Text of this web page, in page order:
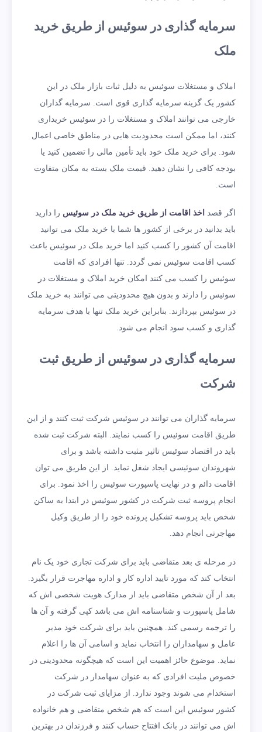
سرمایه گذاری در سوئیس از طریق خرید
ملک
املاک و مستغلات سوئیس به دلیل ثبات بازار ملک در این
کشور یک گزینه سرمایه گذاری قوی است. سرمایه گذاران
خارجی می توانند املاک و مستغلات را در سوئیس خریداری
کنند، اما ممکن است محدودیت هایی در مناطق خاصی اعمال
شود. برای خرید ملک خود باید تأمین مالی را تضمین کنید یا
بودجه کافی را نشان دهید. قیمت ملک بسته به مکان متفاوت
است.
اگر قصد اخذ اقامت از طریق خرید ملک در سوئیس را دارید
باید بدانید در برخی از کشور ها شما با خرید ملک می توانید
اقامت آن کشور را کسب کنید اما خرید ملک در سوئیس باعث
کسب اقامت سوئیس نمی گردد. تنها افرادی که اقامت
سوئیس را کسب می کنند امکان خرید املاک و مستغلات در
سوئیس را دارند و بدون هیچ محدودیتی می توانند به خرید ملک
در سوئیس بپردازند. بنابراین خرید ملک تنها با هدف سرمایه
گذاری و کسب سود انجام می شود.
سرمایه گذاری در سوئیس از طریق ثبت
شرکت
سرمایه گذاران می توانند در سوئیس شرکت ثبت کنند و از این
طریق اقامت سوئیس را کسب نمایند. البته شرکت ثبت شده
باید در اقتصاد سوئیس تاثیر مثبت داشته باشد و برای
شهروندان سوئیسی ایجاد شغل نماید. از این طریق می توان
اقامت دائم و در نهایت پاسپورت سوئیس را اخذ نمود. برای
انجام پروسه ثبت شرکت در کشور سوئیس در ابتدا به ساکن
شخص باید پروسه تشکیل پرونده خود را از طریق وکیل
مهاجرتی انجام دهد.
در مرحله ی بعد متقاضی باید برای شرکت تجاری خود یک نام
انتخاب کند که مورد تایید اداره کار و اداره مهاجرت قرار بگیرد.
بعد از آن شخص متقاضی باید از مدارک هویت شخصی اش که
شامل پاسپورت و شناسنامه اش می باشد کپی گرفته و آن ها
را ترجمه رسمی کند. همچنین باید برای شرکت خود مدیر
عامل و سهامداران را انتخاب نماید و اسامی آن ها را اعلام
نماید. موضوع حائز اهمیت این است که هیچگونه محدودیتی در
خصوص ملیت افرادی که به عنوان سهامدار در شرکت
استخدام می شوند وجود ندارد. از مزایای ثبت شرکت در
کشور سوئیس این است که هم شخص متقاضی و هم خانواده
اش می توانند در بانک افتتاح حساب کنند و فرزندان در بهترین